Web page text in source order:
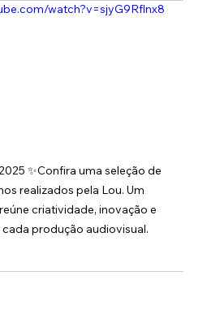
watch?v=sjyG9Rflnx8
✨Confira uma seleção de
realizados pela Lou. Um
criatividade, inovação e
produção audiovisual.